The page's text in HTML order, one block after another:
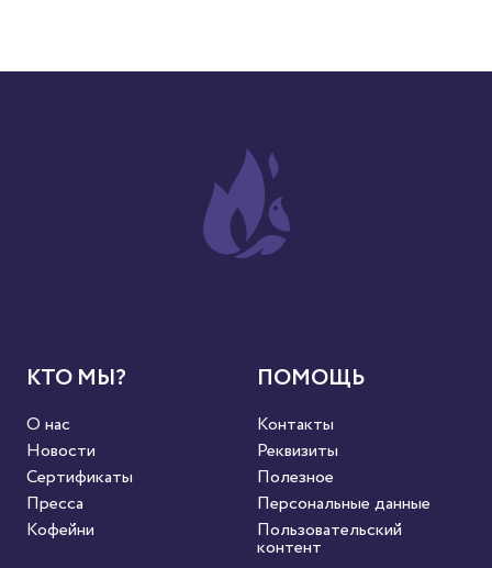
КТО МЫ?
О нас
Новости
Сертификаты
Пресса
Кофейни
ПОМОЩЬ
Контакты
Реквизиты
Полезное
Персональные данные
Пользовательский
контент